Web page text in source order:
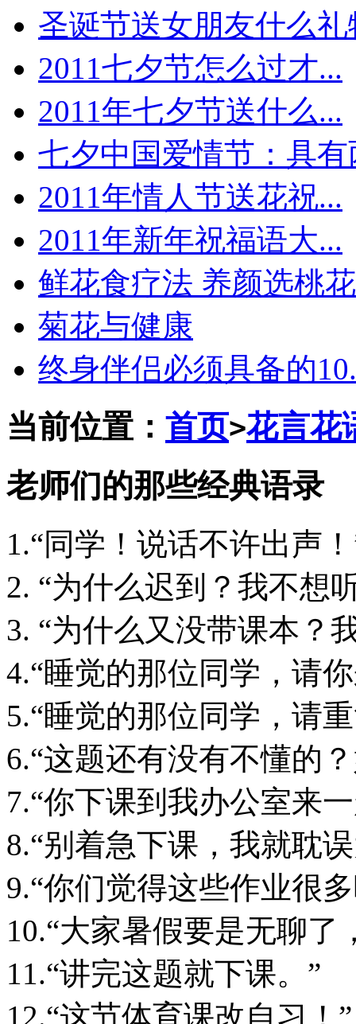
圣诞节送女朋友什么礼
2011七夕节怎么过才...
2011年七夕节送什么...
七夕中国爱情节：具有
2011年情人节送花祝...
2011年新年祝福语大...
鲜花食疗法 养颜选桃花
菊花与健康
终身伴侣必须具备的
当前位置： 首页>花言花
老师们的那些经典语录
1.“同学！说话不许出声
2. “为什么迟到？我不想
3. “为什么又没带课本？
4.“睡觉的那位同学，请
5.“睡觉的那位同学，请
6.“这题还有没有不懂的
7.“你下课到我办公室来
8.“别着急下课，我就耽
9.“你们觉得这些作业很
10.“大家暑假要是无聊了
11.“讲完这题就下课。”
12.“这节体育课改自习！”